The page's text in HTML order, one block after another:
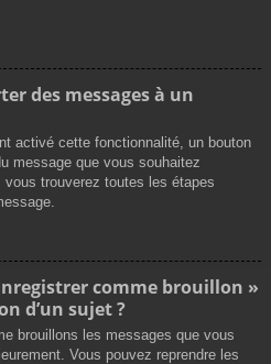
des messages à un
activé cette fonctionnalité, un bouton
message que vous souhaitez
trouverez toutes les étapes
comme brouillon »
d’un sujet ?
brouillons les messages que vous
Vous pouvez reprendre les